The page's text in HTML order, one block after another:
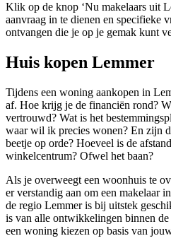
Klik op de knop ‘Nu makelaars uit
aanvraag in te dienen en specifieke
ontvangen die je op je gemak kunt
Huis kopen Lemmer
Tijdens een woning aankopen in
af. Hoe krijg je de financiën rond?
vertrouwd? Wat is het
waar wil ik precies wonen? En zijn
beetje op orde? Hoeveel is de
winkelcentrum? Ofwel het baan?
Als je overweegt een woonhuis te
er verstandig aan om een makelaar
de regio Lemmer is bij uitstek
is van alle ontwikkelingen binnen
een woning kiezen op basis van